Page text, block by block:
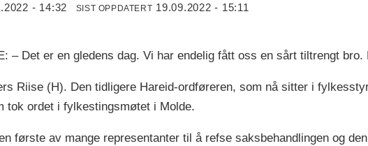
- 14:32 SIST OPPDATERT 19.09.2022 - 15:11
– Det er en gledens dag. Vi har endelig fått oss en sårt tiltrengt
Riise (H). Den tidligere Hareid-ordføreren, som nå sitter i
tok ordet i fylkestingsmøtet i Molde.
første av mange representanter til å refse saksbehandlingen og den